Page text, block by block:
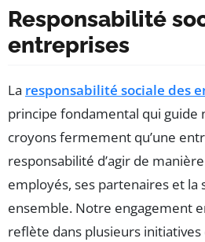
Responsabilité
entreprises
La responsabilité sociale des
principe fondamental qui guide
croyons fermement qu’une
responsabilité d’agir de
employés, ses partenaires et la
ensemble. Notre engagement
reflète dans plusieurs